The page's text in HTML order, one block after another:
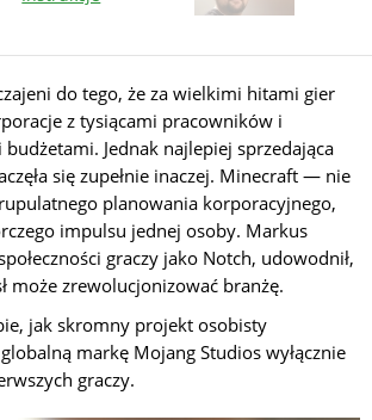
do tego, że za wielkimi hitami gier
z tysiącami pracowników i
Jednak najlepiej sprzedająca
się zupełnie inaczej. Minecraft — nie
planowania korporacyjnego,
impulsu jednej osoby. Markus
graczy jako Notch, udowodnił,
może zrewolucjonizować branżę.
jak skromny projekt osobisty
globalną markę Mojang Studios wyłącznie
graczy.